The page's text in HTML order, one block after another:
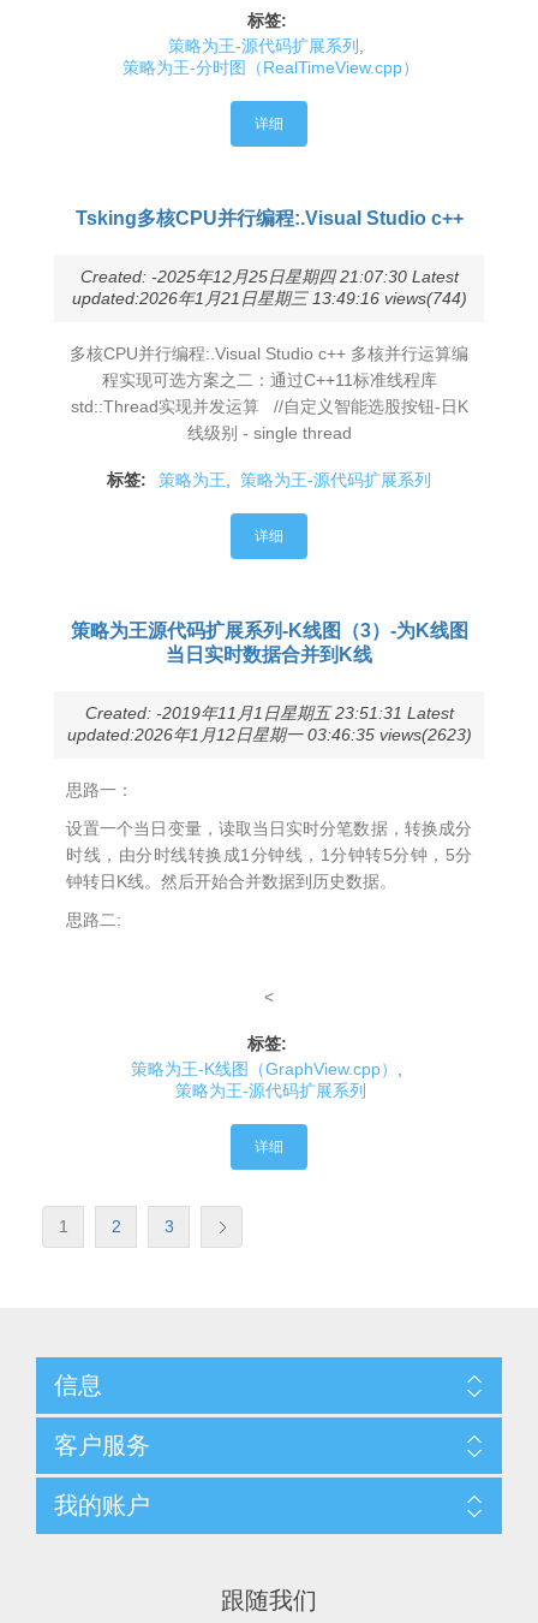
标签:
策略为王-源代码扩展系列
策略为王-分时图（RealTimeView.cpp）
详细
Tsking多核CPU并行编程:.Visual Studio c++
Created: -2025年12月25日星期四 21:07:30 Latest
updated:2026年1月21日星期三 13:49:16 views(744)
多核CPU并行编程:.Visual Studio c++ 多核并行运算编
程实现可选方案之二：通过C++11标准线程库
std::Thread实现并发运算 //自定义智能选股按钮-日K
线级别 - single thread
标签: 策略为王 策略为王-源代码扩展系列
详细
策略为王源代码扩展系列-K线图（3）-为K线图
当日实时数据合并到K线
Created: -2019年11月1日星期五 23:51:31 Latest
updated:2026年1月12日星期一 03:46:35 views(2623)
思路一：
设置一个当日变量，读取当日实时分笔数据，转换成分
时线，由分时线转换成1分钟线，1分钟转5分钟，5分
钟转日K线。然后开始合并数据到历史数据。
思路二:
<
标签:
策略为王-K线图（GraphView.cpp）
策略为王-源代码扩展系列
详细
1 2 3
信息
客户服务
我的账户
跟随我们